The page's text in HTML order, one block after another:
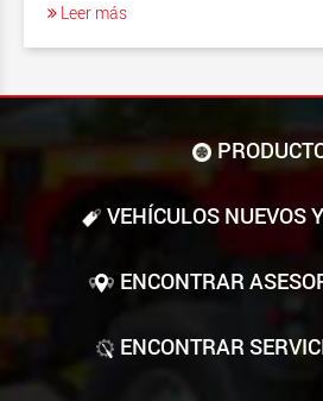
Leer más
VEHÍCULOS NUEVOS
ENCONTRAR
ENCONTRAR